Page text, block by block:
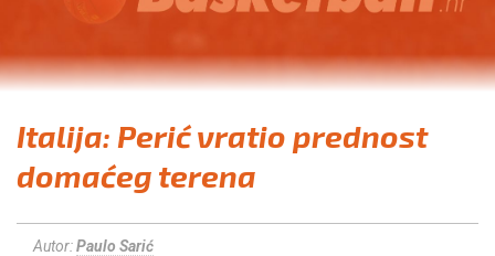
Italija: Perić vratio prednost
domaćeg terena
Autor:Paulo Sarić